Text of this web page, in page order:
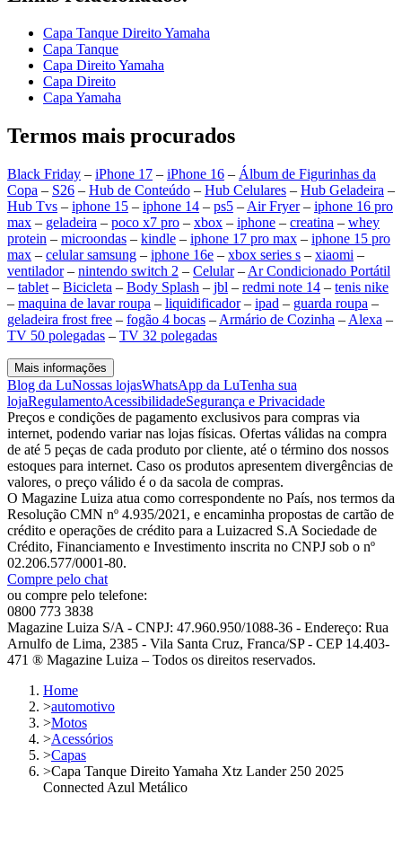
Capa Tanque Direito Yamaha
Capa Tanque
Capa Direito Yamaha
Capa Direito
Capa Yamaha
Termos mais procurados
Black Friday – iPhone 17 – iPhone 16 – Álbum de Figurinhas da
Copa – S26 – Hub de Conteúdo – Hub Celulares – Hub Geladeira –
Hub Tvs – iphone 15 – iphone 14 – ps5 – Air Fryer– iphone 16 pro
max – geladeira – poco x7 pro – xbox – iphone – creatina – whey
protein – microondas – kindle – iphone 17 pro max – iphone 15 pro
max – celular samsung – iphone 16e – xbox series s – xiaomi –
ventilador– nintendo switch 2 – Celular– Ar Condicionado Portátil
– tablet – Bicicleta – Body Splash – jbl – redmi note 14 – tenis nike
– maquina de lavar roupa – liquidificador– ipad – guarda roupa –
geladeira frost free – fogão 4 bocas – Armário de Cozinha – Alexa –
TV 50 polegadas – TV 32 polegadas
Mais informações
Blog da LuNossas lojasWhatsApp da LuTenha sua
lojaRegulamentoAcessibilidadeSegurança e Privacidade
Preços e condições de pagamento exclusivos para compras via
internet, podendo variar nas lojas físicas. Ofertas válidas na compra
de até 5 peças de cada produto por cliente, até o término dos nossos
estoques para internet. Caso os produtos apresentem divergências de
valores, o preço válido é o da sacola de compras.
O Magazine Luiza atua como correspondente no País, nos termos da
Resolução CMN nº 4.935/2021, e encaminha propostas de cartão de
crédito e operações de crédito para a Luizacred S.A Sociedade de
Crédito, Financiamento e Investimento inscrita no CNPJ sob o nº
02.206.577/0001-80.
Compre pelo chat
ou compre pelo telefone:
0800 773 3838
Magazine Luiza S/A - CNPJ: 47.960.950/1088-36 - Endereço: Rua
Arnulfo de Lima, 2385 - Vila Santa Cruz, Franca/SP - CEP 14.403-
471 ® Magazine Luiza – Todos os direitos reservados.
Home
>automotivo
>Motos
>Acessórios
>Capas
>Capa Tanque Direito Yamaha Xtz Lander 250 2025
Connected Azul Metálico